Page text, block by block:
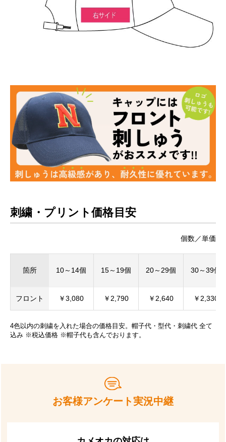
刺繍・プリント価格目安
個数／単価
箇所 10～14個 15～19個 20～29個 30～39個
フロント ￥3,080 ￥2,790 ￥2,640 ￥2,330
4色以内の刺繍を入れた場合の価格目安。帽子代・型代・刺繍代 全て
込み ※税込価格 ※帽子代も含んでおります。